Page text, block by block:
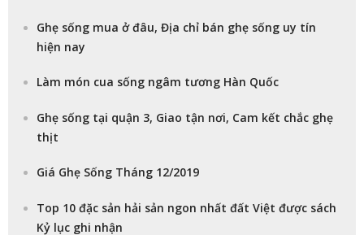
Ghẹ sống mua ở đâu, Địa chỉ bán ghẹ sống uy tín
hiện nay
Làm món cua sống ngâm tương Hàn Quốc
Ghẹ sống tại quận 3, Giao tận nơi, Cam kết chắc ghẹ
thịt
Giá Ghẹ Sống Tháng 12/2019
Top 10 đặc sản hải sản ngon nhất đất Việt được sách
Kỷ lục ghi nhận